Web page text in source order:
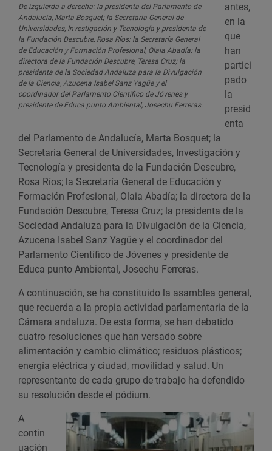
De izquierda a derecha: la presidenta del Parlamento de
Andalucía, Marta Bosquet; la Secretaria General de
Universidades, Investigación y Tecnología y presidenta de
la Fundación Descubre, Rosa Ríos; la Secretaría General
de Educación y Formación Profesional, Olaia Abadía; la
directora de la Fundación Descubre, Teresa Cruz; la
presidenta de la Sociedad Andaluza para la Divulgación
de la Ciencia, Azucena Isabel Sanz Yagüe y el
coordinador del Parlamento Científico de Jóvenes y
presidente de Educa punto Ambiental, Josechu Ferreras.
antes,
en la
que
han
partici
pado
la
presid
enta
del Parlamento de Andalucía, Marta Bosquet; la
Secretaria General de Universidades, Investigación y
Tecnología y presidenta de la Fundación Descubre,
Rosa Ríos; la Secretaría General de Educación y
Formación Profesional, Olaia Abadía; la directora de la
Fundación Descubre, Teresa Cruz; la presidenta de la
Sociedad Andaluza para la Divulgación de la Ciencia,
Azucena Isabel Sanz Yagüe y el coordinador del
Parlamento Científico de Jóvenes y presidente de
Educa punto Ambiental, Josechu Ferreras.
A continuación, se ha constituido la asamblea general,
que recuerda a la propia actividad parlamentaria de la
Cámara andaluza. De esta forma, se han debatido
cuatro resoluciones que han versado sobre
alimentación y cambio climático; residuos plásticos;
energía eléctrica y ciudad, movilidad y salud. Un
representante de cada grupo de trabajo ha defendido
su resolución desde el pódium.
A
contin
uación